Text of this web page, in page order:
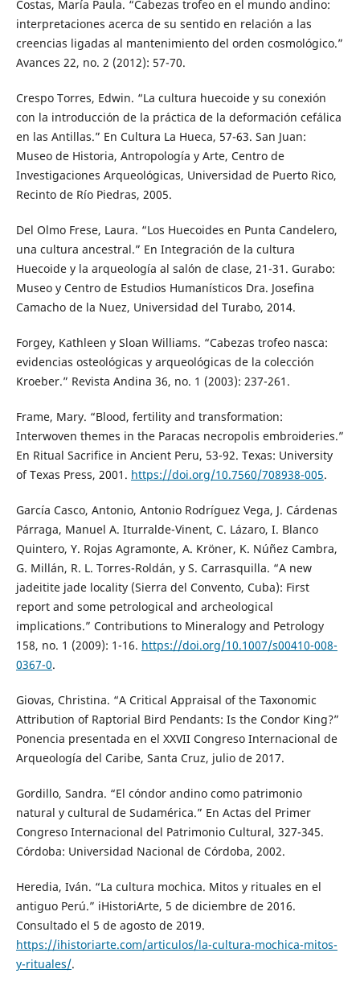
Costas, María Paula. “Cabezas trofeo en el mundo andino:
interpretaciones acerca de su sentido en relación a las
creencias ligadas al mantenimiento del orden cosmológico.”
Avances 22, no. 2 (2012): 57-70.
Crespo Torres, Edwin. “La cultura huecoide y su conexión
con la introducción de la práctica de la deformación cefálica
en las Antillas.” En Cultura La Hueca, 57-63. San Juan:
Museo de Historia, Antropología y Arte, Centro de
Investigaciones Arqueológicas, Universidad de Puerto Rico,
Recinto de Río Piedras, 2005.
Del Olmo Frese, Laura. “Los Huecoides en Punta Candelero,
una cultura ancestral.” En Integración de la cultura
Huecoide y la arqueología al salón de clase, 21-31. Gurabo:
Museo y Centro de Estudios Humanísticos Dra. Josefina
Camacho de la Nuez, Universidad del Turabo, 2014.
Forgey, Kathleen y Sloan Williams. “Cabezas trofeo nasca:
evidencias osteológicas y arqueológicas de la colección
Kroeber.” Revista Andina 36, no. 1 (2003): 237-261.
Frame, Mary. “Blood, fertility and transformation:
Interwoven themes in the Paracas necropolis embroideries.”
En Ritual Sacrifice in Ancient Peru, 53-92. Texas: University
of Texas Press, 2001. https://doi.org/10.7560/708938-005.
García Casco, Antonio, Antonio Rodríguez Vega, J. Cárdenas
Párraga, Manuel A. Iturralde-Vinent, C. Lázaro, I. Blanco
Quintero, Y. Rojas Agramonte, A. Kröner, K. Núñez Cambra,
G. Millán, R. L. Torres-Roldán, y S. Carrasquilla. “A new
jadeitite jade locality (Sierra del Convento, Cuba): First
report and some petrological and archeological
implications.” Contributions to Mineralogy and Petrology
158, no. 1 (2009): 1-16. https://doi.org/10.1007/s00410-008-
0367-0.
Giovas, Christina. “A Critical Appraisal of the Taxonomic
Attribution of Raptorial Bird Pendants: Is the Condor King?”
Ponencia presentada en el XXVII Congreso Internacional de
Arqueología del Caribe, Santa Cruz, julio de 2017.
Gordillo, Sandra. “El cóndor andino como patrimonio
natural y cultural de Sudamérica.” En Actas del Primer
Congreso Internacional del Patrimonio Cultural, 327-345.
Córdoba: Universidad Nacional de Córdoba, 2002.
Heredia, Iván. “La cultura mochica. Mitos y rituales en el
antiguo Perú.” iHistoriArte, 5 de diciembre de 2016.
Consultado el 5 de agosto de 2019.
https://ihistoriarte.com/articulos/la-cultura-mochica-mitos-
y-rituales/.